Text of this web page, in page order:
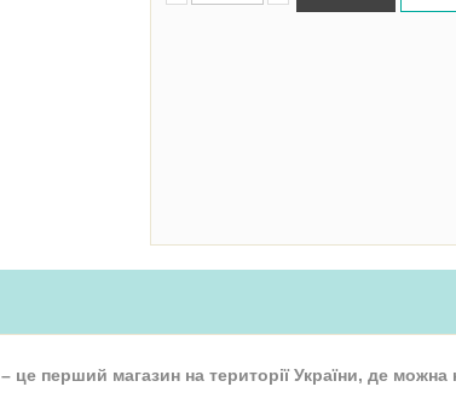
перший магазин на території України, де можна